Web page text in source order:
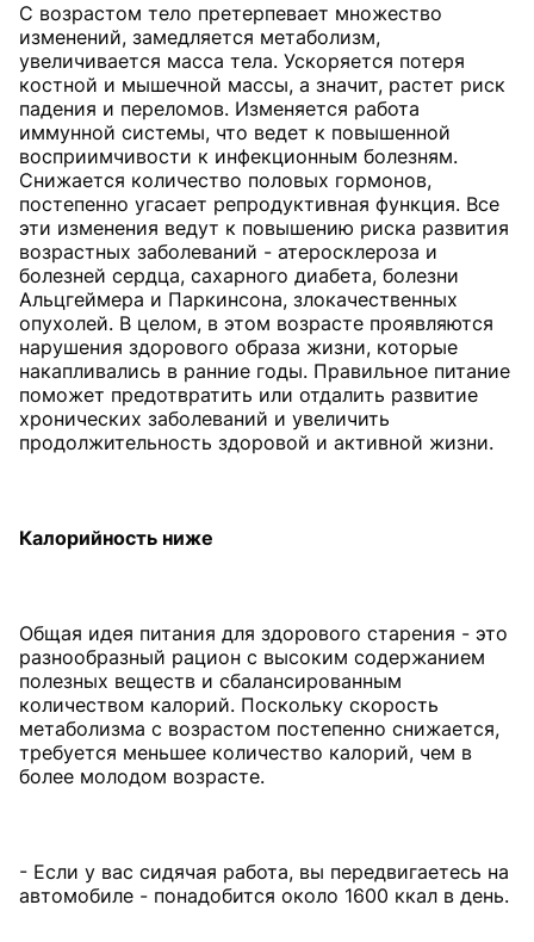
C возрастом тело претерпевает множество
изменений, замедляется метаболизм,
увеличивается масса тела. Ускоряется потеря
костной и мышечной массы, а значит, растет риск
падения и переломов. Изменяется работа
иммунной системы, что ведет к повышенной
восприимчивости к инфекционным болезням.
Снижается количество половых гормонов,
постепенно угасает репродуктивная функция. Все
эти изменения ведут к повышению риска развития
возрастных заболеваний - атеросклероза и
болезней сердца, сахарного диабета, болезни
Альцгеймера и Паркинсона, злокачественных
опухолей. В целом, в этом возрасте проявляются
нарушения здорового образа жизни, которые
накапливались в ранние годы. Правильное питание
поможет предотвратить или отдалить развитие
хронических заболеваний и увеличить
продолжительность здоровой и активной жизни.
Калорийность ниже
Общая идея питания для здорового старения - это
разнообразный рацион с высоким содержанием
полезных веществ и сбалансированным
количеством калорий. Поскольку скорость
метаболизма с возрастом постепенно снижается,
требуется меньшее количество калорий, чем в
более молодом возрасте.
- Если у вас сидячая работа, вы передвигаетесь на
автомобиле - понадобится около 1600 ккал в день.